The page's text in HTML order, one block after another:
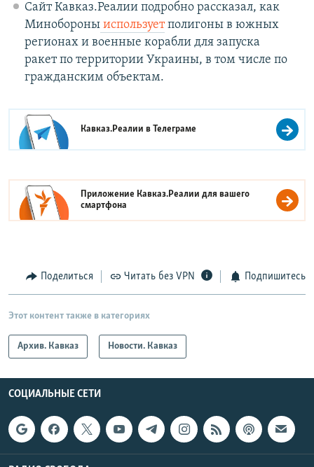
Сайт Кавказ.Реалии подробно рассказал, как
Минобороныиспользуетполигоны в южных
регионах и военные корабли для запуска
ракет по территории Украины, в том числе по
гражданским объектам.
Кавказ.Реалии вТелеграме
Приложение Кавказ.Реалии для вашего
смартфона
Поделиться Читать без VPN Подпишитесь
Этот контент также в категориях
Архив. Кавказ Новости. Кавказ
СОЦИАЛЬНЫЕ СЕТИ